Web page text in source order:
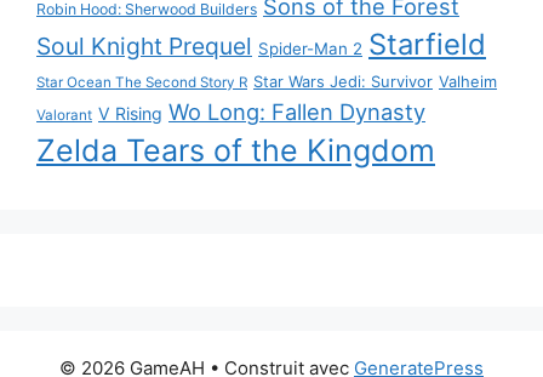
Robin Hood: Sherwood Builders Sons of the Forest
Soul Knight Prequel Spider-Man 2 Starfield
Star Ocean The Second Story R Star Wars Jedi: Survivor Valheim
Valorant V Rising Wo Long: Fallen Dynasty
Zelda Tears of the Kingdom
© 2026 GameAH • Construit avec GeneratePress